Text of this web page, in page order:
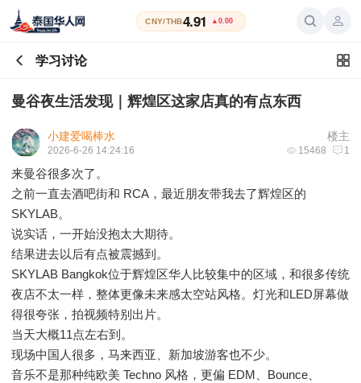
CNY/THB4.91 ▲0.00
学习讨论
曼谷夜生活发现｜辉煌区这家店真的有点东西
楼主
小建爱喝棒水
15468 1
2026-6-26 14:24:16
来曼谷很多次了。
之前一直去酒吧街和 RCA，最近朋友带我去了辉煌区的
SKYLAB。
说实话，一开始没抱太大期待。
结果进去以后有点被震撼到。
SKYLAB Bangkok位于辉煌区华人比较集中的区域，和很多传统
夜店不太一样，整体更像未来感太空站风格。灯光和LED屏幕做
得很夸张，拍视频特别出片。
当天大概11点左右到。
现场中国人很多，马来西亚、新加坡游客也不少。
音乐不是那种纯欧美 Techno 风格，更偏 EDM、Bounce、